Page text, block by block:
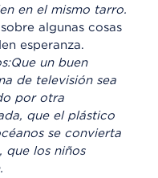
en el mismo tarro.
algunas cosas
esperanza.
Que un buen
de televisión sea
por otra
que el plástico
se convierta
que los niños